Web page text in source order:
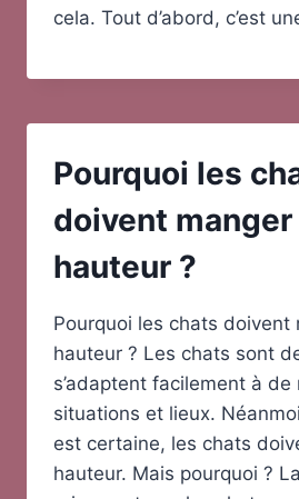
cela. Tout d’abord, c’est
Pourquoi les
doivent manger
hauteur ?
Pourquoi les chats doivent
hauteur ? Les chats sont
s’adaptent facilement à de
situations et lieux.
est certaine, les chats
hauteur. Mais pourquoi ?